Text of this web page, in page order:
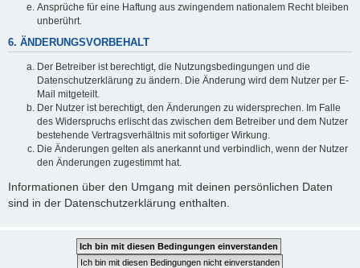
Ansprüche für eine Haftung aus zwingendem nationalem Recht bleiben
unberührt.
6. ÄNDERUNGSVORBEHALT
Der Betreiber ist berechtigt, die Nutzungsbedingungen und die
Datenschutzerklärung zu ändern. Die Änderung wird dem Nutzer per E-
Mail mitgeteilt.
Der Nutzer ist berechtigt, den Änderungen zu widersprechen. Im Falle
des Widerspruchs erlischt das zwischen dem Betreiber und dem Nutzer
bestehende Vertragsverhältnis mit sofortiger Wirkung.
Die Änderungen gelten als anerkannt und verbindlich, wenn der Nutzer
den Änderungen zugestimmt hat.
Informationen über den Umgang mit deinen persönlichen Daten
sind in der Datenschutzerklärung enthalten.